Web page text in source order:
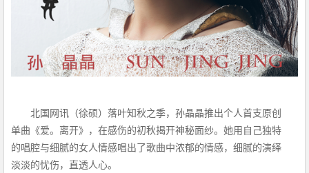
北国网讯（徐硕）落叶知秋之季，孙晶晶推出个人首支原创
单曲《爱。离开》，在感伤的初秋揭开神秘面纱。她用自己独特
的唱腔与细腻的女人情感唱出了歌曲中浓郁的情感，细腻的演绎
淡淡的忧伤，直透人心。